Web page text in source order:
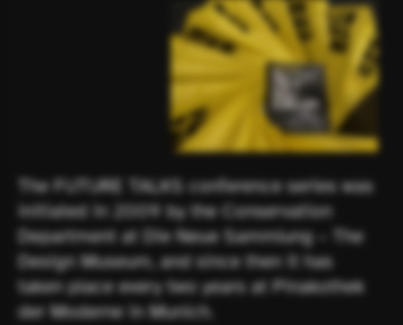
Besucher*innen mit unserer Webseite
interagieren, indem Informationen über ihr
Verhalten anonym gesammelt und
The FUTURE TALKS conference series was
initiated in 2009 by the Conservation
Department at Die Neue Sammlung – The
Design Museum, and since then it has
taken place every two years at Pinakothek
der Moderne in Munich.